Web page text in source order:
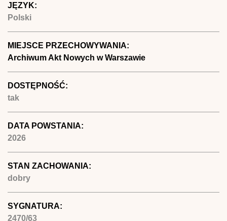
JĘZYK:
Polski
MIEJSCE PRZECHOWYWANIA:
Archiwum Akt Nowych w Warszawie
DOSTĘPNOŚĆ:
tak
DATA POWSTANIA:
2026
STAN ZACHOWANIA:
dobry
SYGNATURA:
2470/63